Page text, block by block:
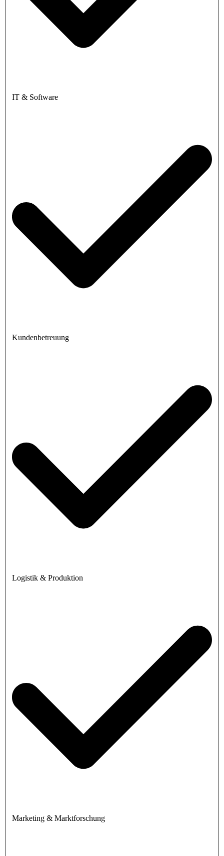
IT & Software
Kundenbetreuung
Logistik & Produktion
Marketing & Marktforschung